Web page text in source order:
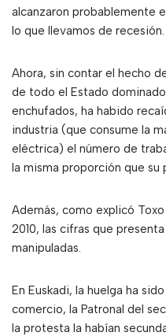
alcanzaron probablemente
lo que llevamos de recesión.
Ahora, sin contar el hecho
de todo el Estado
enchufados, ha habido
industria (que consume la
eléctrica) el número de
la misma proporción que su
Además, como explicó
2010, las cifras que
manipuladas.
En Euskadi, la huelga ha
comercio, la Patronal del
la protesta la habían